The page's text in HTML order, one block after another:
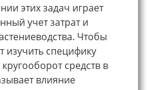
этих задач играет
учет затрат и
Чтобы
изучить специфику
средств в
влияние